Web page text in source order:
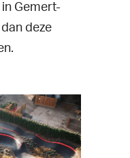
Gemert-
deze